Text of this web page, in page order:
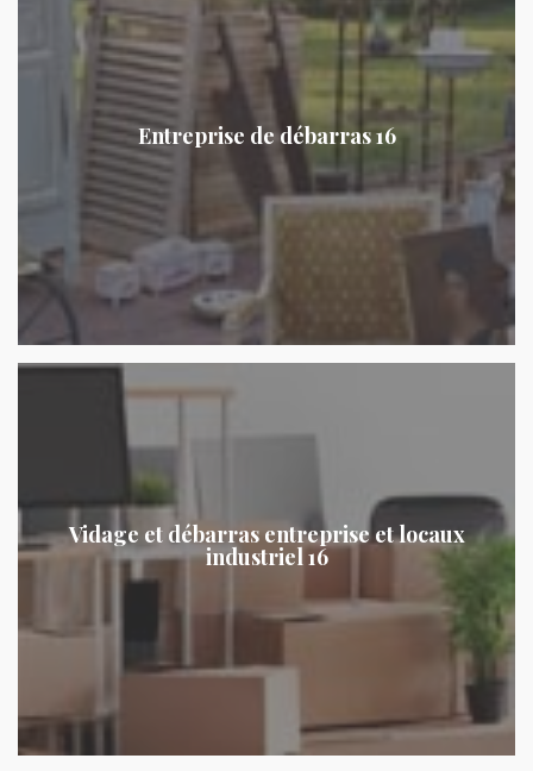
Entreprise de débarras 16
Vidage et débarras entreprise et locaux
industriel 16